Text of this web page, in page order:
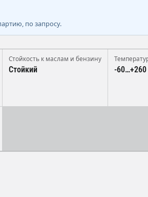
по запросу.
Стойкость к маслам и бензину
Стойкий -60…+260